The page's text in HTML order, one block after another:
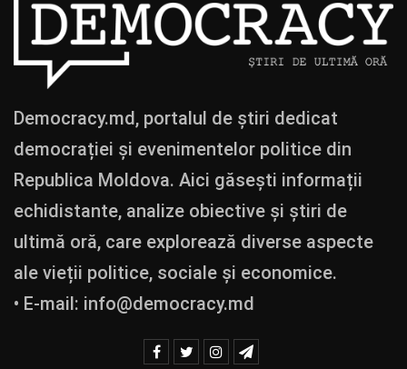
Democracy.md, portalul de știri dedicat
democrației și evenimentelor politice din
Republica Moldova. Aici găsești informații
echidistante, analize obiective și știri de
ultimă oră, care explorează diverse aspecte
ale vieții politice, sociale și economice.
• E-mail: info@democracy.md